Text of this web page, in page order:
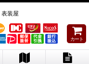
装屋
カート